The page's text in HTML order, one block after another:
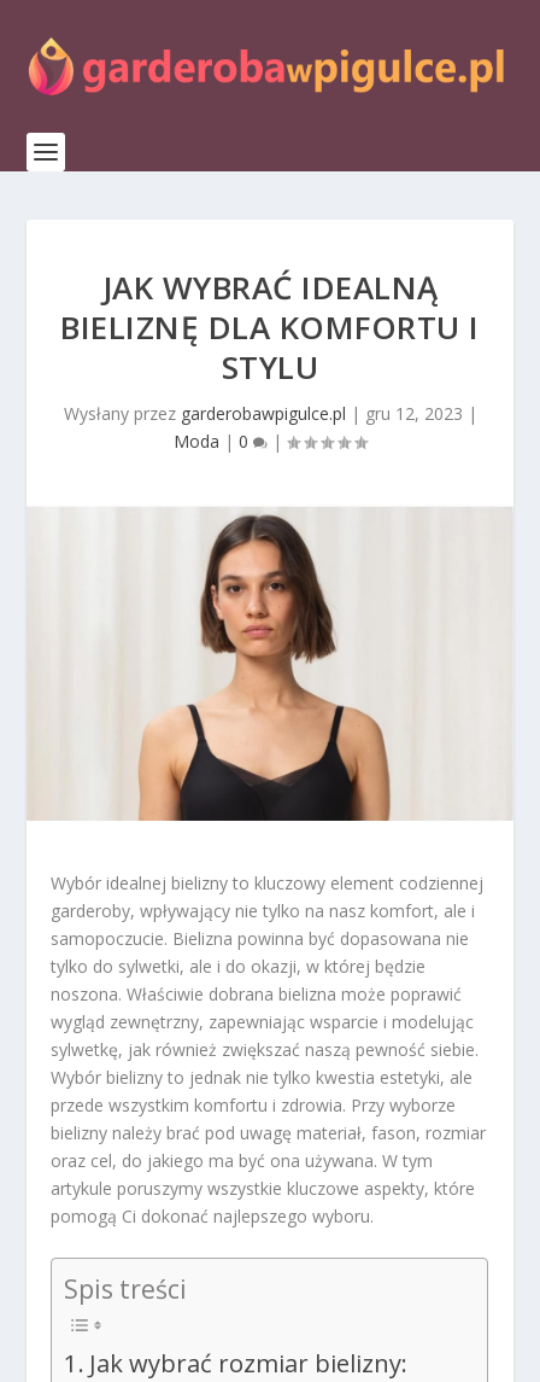
JAK WYBRAĆ IDEALNĄ
BIELIZNĘ DLA KOMFORTU I
STYLU
Wysłany przez garderobawpigulce.pl | gru 12, 2023 |
Moda | 0 |
Wybór idealnej bielizny to kluczowy element codziennej
garderoby, wpływający nie tylko na nasz komfort, ale i
samopoczucie. Bielizna powinna być dopasowana nie
tylko do sylwetki, ale i do okazji, w której będzie
noszona. Właściwie dobrana bielizna może poprawić
wygląd zewnętrzny, zapewniając wsparcie i modelując
sylwetkę, jak również zwiększać naszą pewność siebie.
Wybór bielizny to jednak nie tylko kwestia estetyki, ale
przede wszystkim komfortu i zdrowia. Przy wyborze
bielizny należy brać pod uwagę materiał, fason, rozmiar
oraz cel, do jakiego ma być ona używana. W tym
artykule poruszymy wszystkie kluczowe aspekty, które
pomogą Ci dokonać najlepszego wyboru.
Spis treści
Jak wybrać rozmiar bielizny: